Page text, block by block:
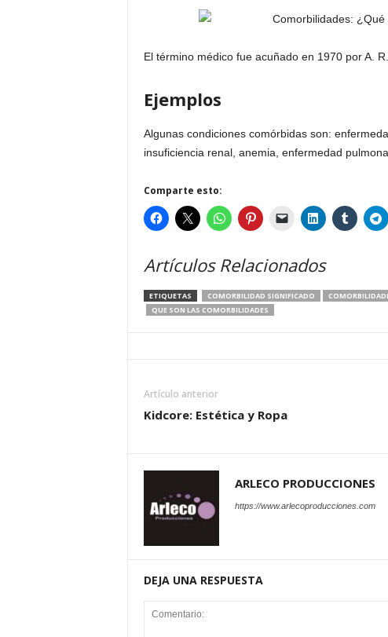
El término médico fue acuñado en 1970 por A.
Ejemplos
Algunas condiciones comórbidas son:
insuficiencia renal, anemia, enfermedad
Comparte esto:
Artículos Relacionados
ETIQUETAS COMORBILIDAD SIGNIFICADO
QUE SON LAS COMORBILIDADES
Artículo anterior
Kidcore: Estética y Ropa
ARLECO PRODUCCIONES
https://www.arlecoproducciones.com
DEJA UNA RESPUESTA